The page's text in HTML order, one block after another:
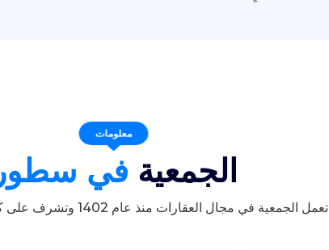
معلومات
الجمعية في سطور
تعمل الجمعية في مجال العقارات منذ عام 1402 وتشرف على كافة مباني المنطقة